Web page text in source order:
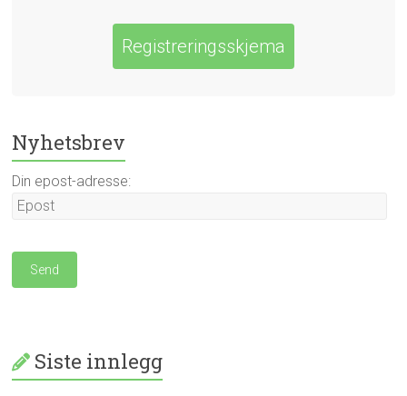
Registreringsskjema
Nyhetsbrev
Din epost-adresse:
Siste innlegg